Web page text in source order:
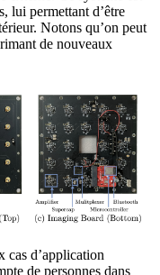
lui permettant d’être
Notons qu’on peut
de nouveaux
cas d’application
de personnes dans